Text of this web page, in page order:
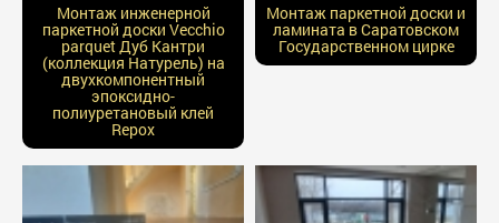
Монтаж инженерной
паркетной доски Vecchio
parquet Дуб Кантри
(коллекция Натурель) на
двухкомпонентный
эпоксидно-
полиуретановый клей
Repox
Монтаж паркетной доски и
ламината в Саратовском
Государственном цирке